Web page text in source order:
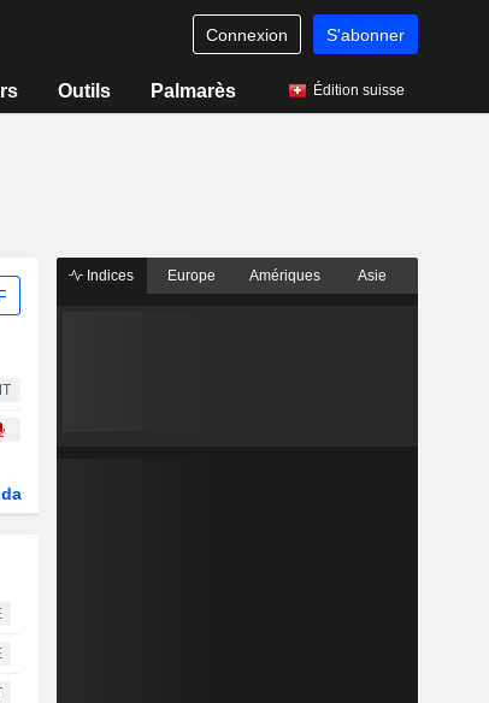
Connexion S'abonner
Outils Palmarès Édition suisse
Indices Europe Amériques Asie